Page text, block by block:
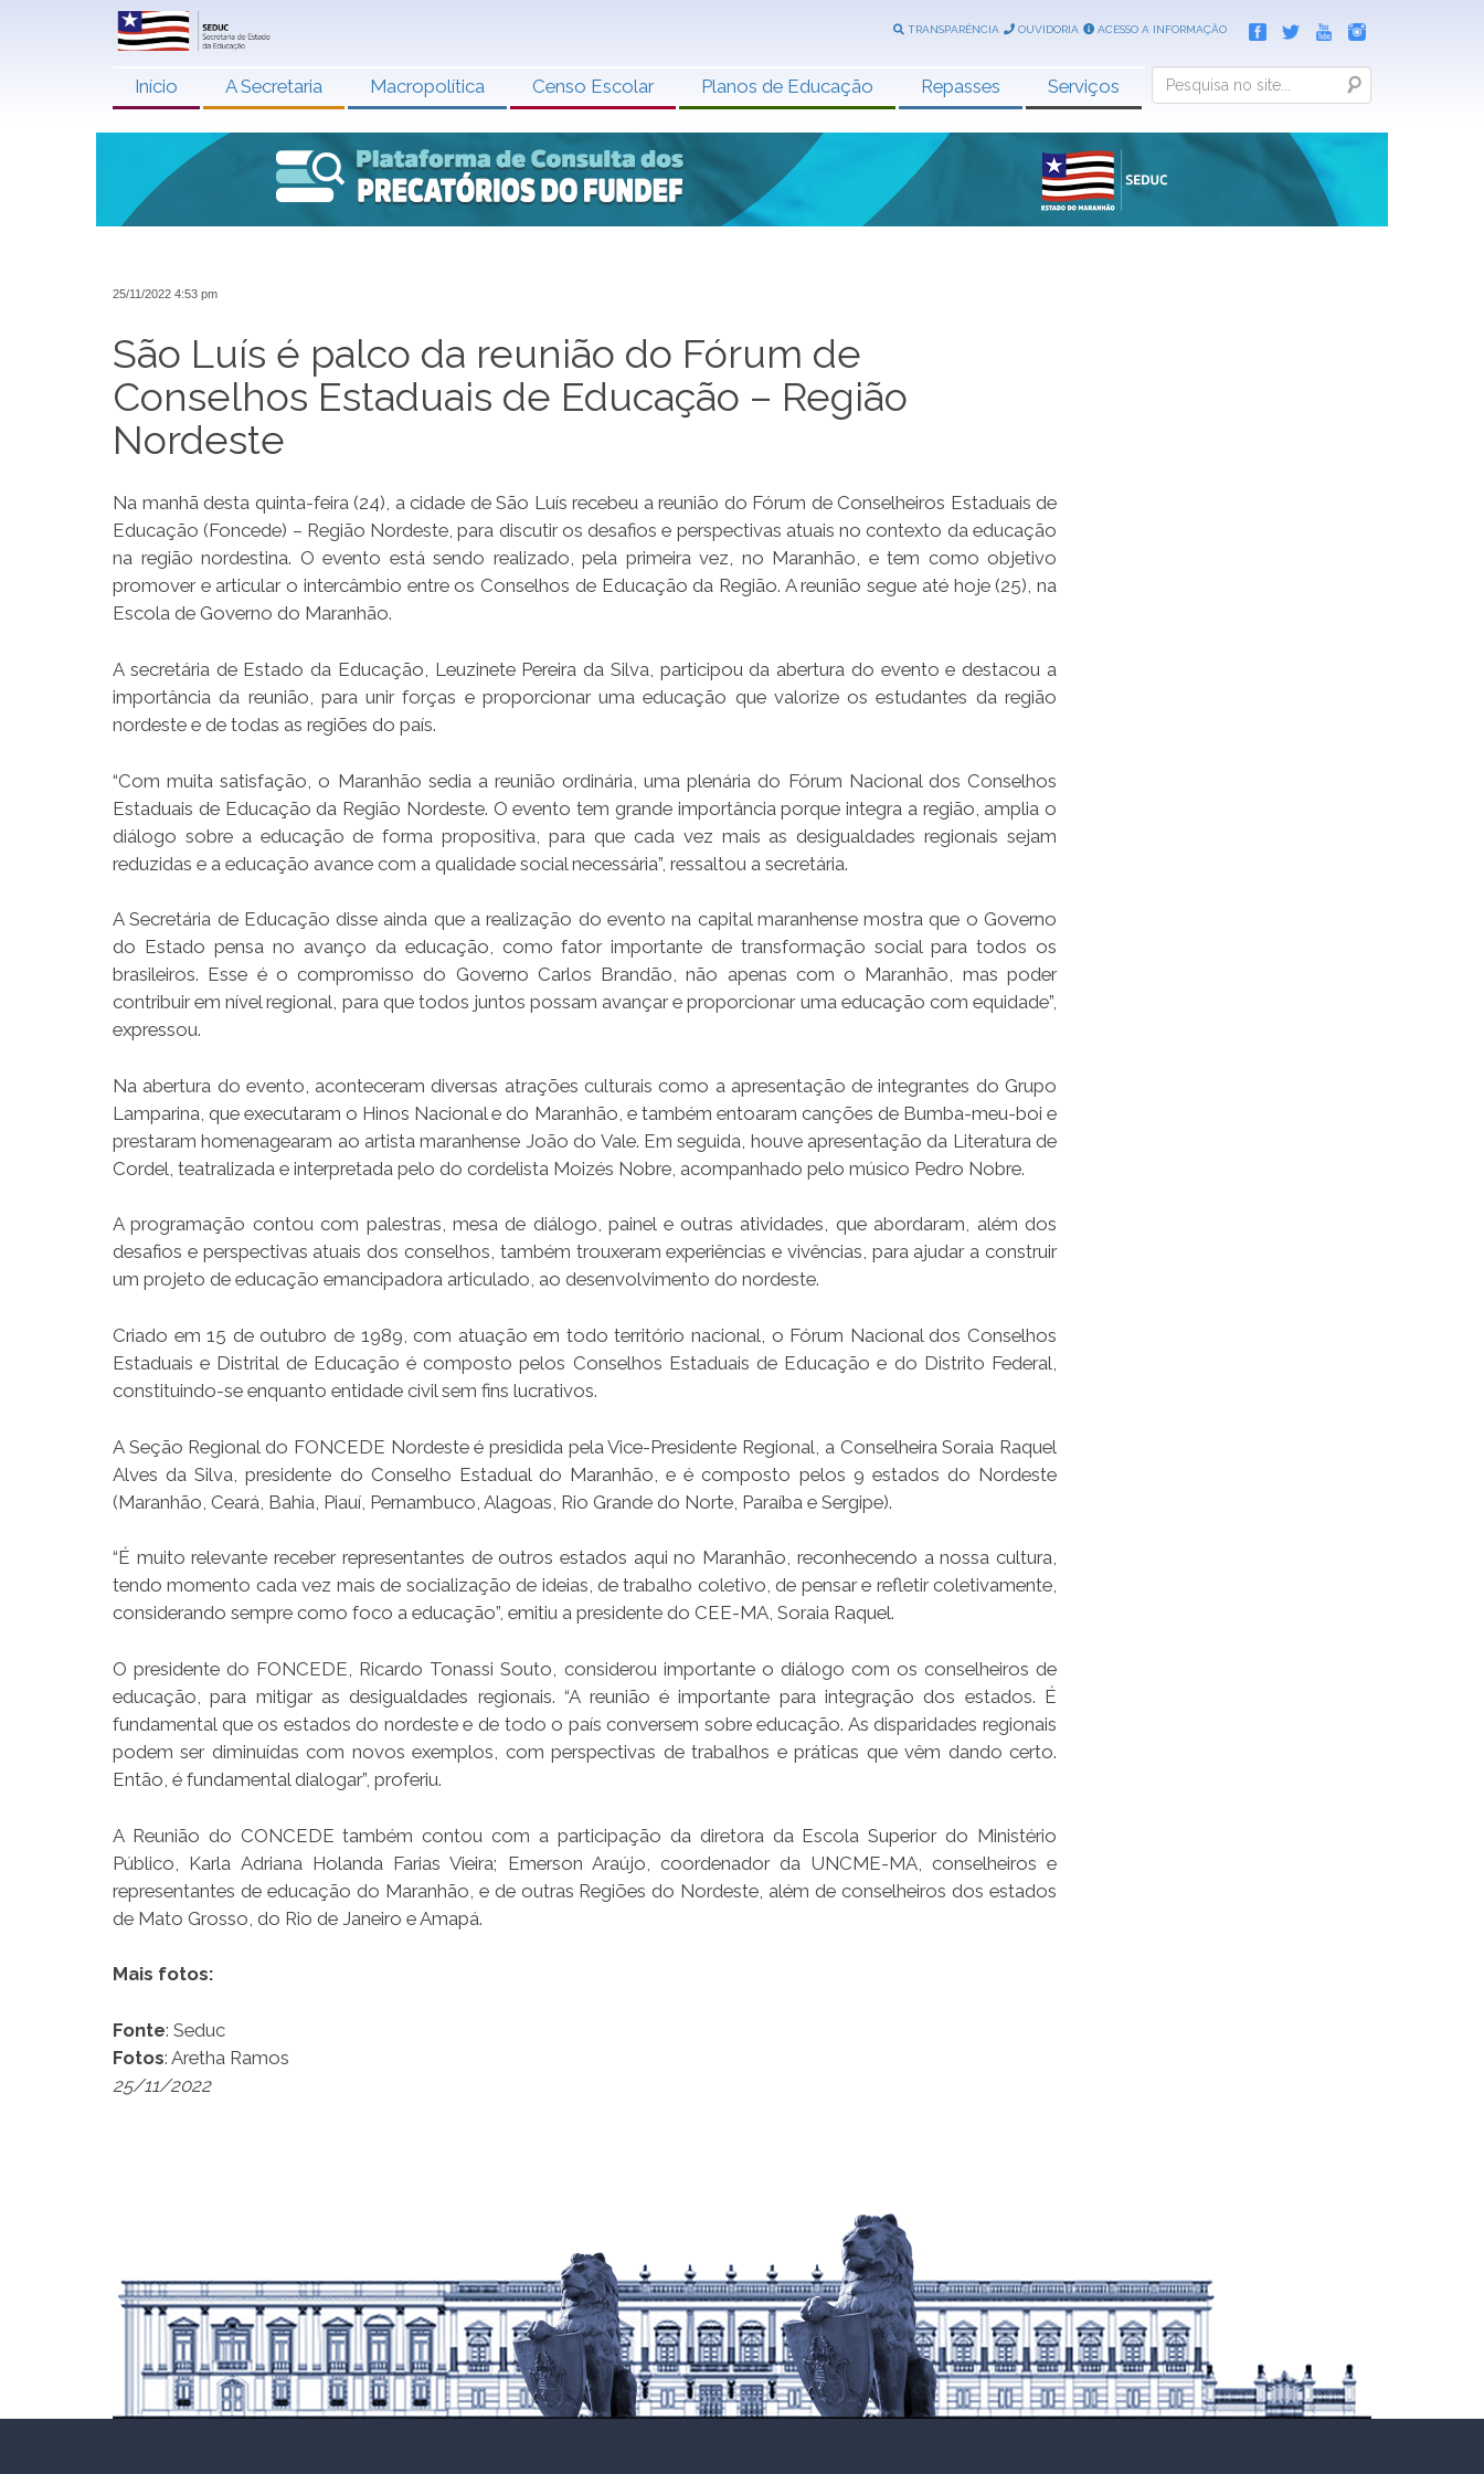
TRANSPARÊNCIA OUVIDORIA ACESSO A INFORMAÇÃO
Início A Secretaria Macropolítica Censo Escolar Planos de Educação Repasses Serviços Search
25/11/2022 4:53 pm
São Luís é palco da reunião do Fórum de
Conselhos Estaduais de Educação – Região
Nordeste
Na manhã desta quinta-feira (24), a cidade de São Luís recebeu a reunião do Fórum de Conselheiros Estaduais de
Educação (Foncede) – Região Nordeste, para discutir os desafios e perspectivas atuais no contexto da educação
na região nordestina. O evento está sendo realizado, pela primeira vez, no Maranhão, e tem como objetivo
promover e articular o intercâmbio entre os Conselhos de Educação da Região. A reunião segue até hoje (25), na
Escola de Governo do Maranhão.
A secretária de Estado da Educação, Leuzinete Pereira da Silva, participou da abertura do evento e destacou a
importância da reunião, para unir forças e proporcionar uma educação que valorize os estudantes da região
nordeste e de todas as regiões do país.
“Com muita satisfação, o Maranhão sedia a reunião ordinária, uma plenária do Fórum Nacional dos Conselhos
Estaduais de Educação da Região Nordeste. O evento tem grande importância porque integra a região, amplia o
diálogo sobre a educação de forma propositiva, para que cada vez mais as desigualdades regionais sejam
reduzidas e a educação avance com a qualidade social necessária”, ressaltou a secretária.
A Secretária de Educação disse ainda que a realização do evento na capital maranhense mostra que o Governo
do Estado pensa no avanço da educação, como fator importante de transformação social para todos os
brasileiros. Esse é o compromisso do Governo Carlos Brandão, não apenas com o Maranhão, mas poder
contribuir em nível regional, para que todos juntos possam avançar e proporcionar uma educação com equidade”,
expressou.
Na abertura do evento, aconteceram diversas atrações culturais como a apresentação de integrantes do Grupo
Lamparina, que executaram o Hinos Nacional e do Maranhão, e também entoaram canções de Bumba-meu-boi e
prestaram homenagearam ao artista maranhense João do Vale. Em seguida, houve apresentação da Literatura de
Cordel, teatralizada e interpretada pelo do cordelista Moizés Nobre, acompanhado pelo músico Pedro Nobre.
A programação contou com palestras, mesa de diálogo, painel e outras atividades, que abordaram, além dos
desafios e perspectivas atuais dos conselhos, também trouxeram experiências e vivências, para ajudar a construir
um projeto de educação emancipadora articulado, ao desenvolvimento do nordeste.
Criado em 15 de outubro de 1989, com atuação em todo território nacional, o Fórum Nacional dos Conselhos
Estaduais e Distrital de Educação é composto pelos Conselhos Estaduais de Educação e do Distrito Federal,
constituindo-se enquanto entidade civil sem fins lucrativos.
A Seção Regional do FONCEDE Nordeste é presidida pela Vice-Presidente Regional, a Conselheira Soraia Raquel
Alves da Silva, presidente do Conselho Estadual do Maranhão, e é composto pelos 9 estados do Nordeste
(Maranhão, Ceará, Bahia, Piauí, Pernambuco, Alagoas, Rio Grande do Norte, Paraíba e Sergipe).
“É muito relevante receber representantes de outros estados aqui no Maranhão, reconhecendo a nossa cultura,
tendo momento cada vez mais de socialização de ideias, de trabalho coletivo, de pensar e refletir coletivamente,
considerando sempre como foco a educação”, emitiu a presidente do CEE-MA, Soraia Raquel.
O presidente do FONCEDE, Ricardo Tonassi Souto, considerou importante o diálogo com os conselheiros de
educação, para mitigar as desigualdades regionais. “A reunião é importante para integração dos estados. É
fundamental que os estados do nordeste e de todo o país conversem sobre educação. As disparidades regionais
podem ser diminuídas com novos exemplos, com perspectivas de trabalhos e práticas que vêm dando certo.
Então, é fundamental dialogar”, proferiu.
A Reunião do CONCEDE também contou com a participação da diretora da Escola Superior do Ministério
Público, Karla Adriana Holanda Farias Vieira; Emerson Araújo, coordenador da UNCME-MA, conselheiros e
representantes de educação do Maranhão, e de outras Regiões do Nordeste, além de conselheiros dos estados
de Mato Grosso, do Rio de Janeiro e Amapá.
Mais fotos:
Fonte: Seduc
Fotos: Aretha Ramos
25/11/2022